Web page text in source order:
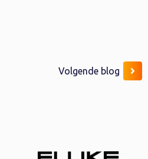
Volgende blog